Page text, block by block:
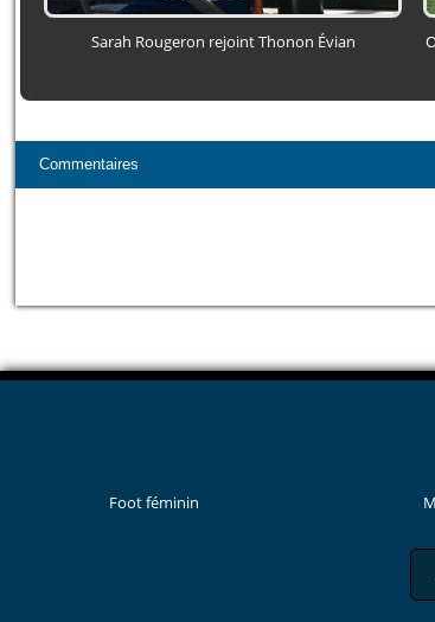
Sarah Rougeron rejoint Thonon Évian
Commentaires
Foot féminin